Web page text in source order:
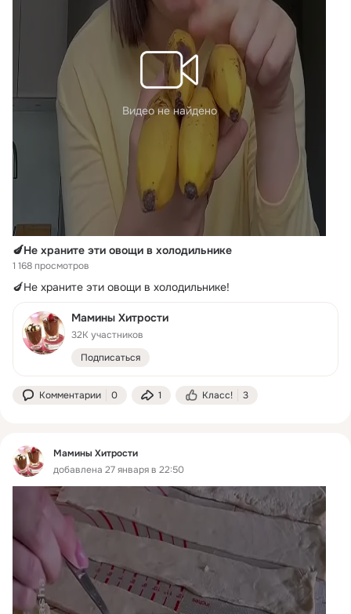
Видео не найдено
🍆Не храните эти овощи в холодильнике
1 168 просмотров
🍆Не храните эти овощи в холодильнике!
Мамины Хитрости
32K участников
Подписаться
Комментарии 0 1 Класс! 3
Мамины Хитрости
добавлена 27 января в 22:50